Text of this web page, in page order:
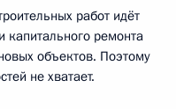
работ идёт
ремонта
объектов. Поэтому
не хватает.